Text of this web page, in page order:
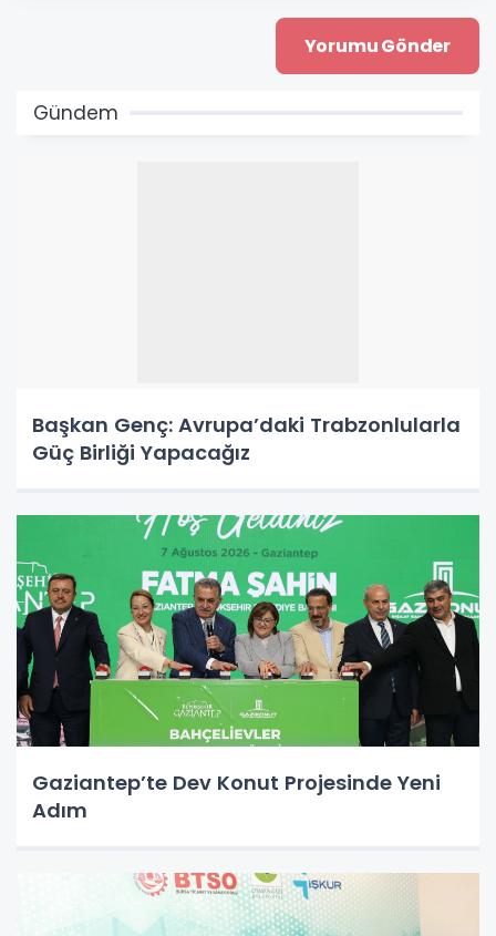
Gündem
Başkan Genç: Avrupa’daki Trabzonlularla
Güç Birliği Yapacağız
Gaziantep’te Dev Konut Projesinde Yeni
Adım